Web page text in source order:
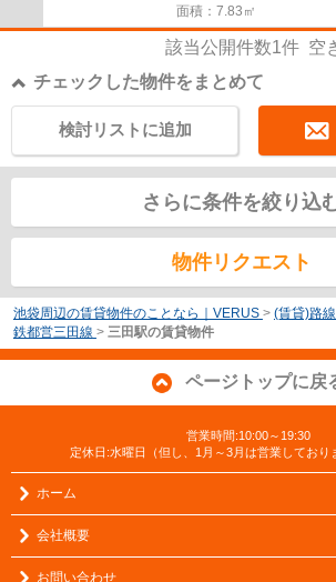
面積：7.83㎡
該当公開件数1件 空
チェックした物件をまとめて
検討リストに追加
さらに条件を絞り込
物件リクエスト
池袋周辺の賃貸物件のことなら｜VERUS > (賃貸)路
鉄都営三田線 > 三田駅の賃貸物件
ページトップに戻
営業時間:10:00～19:30
定休日:水曜日（但し、1月～3月は営業しており
ホーム
会社概要
お問い合わせ